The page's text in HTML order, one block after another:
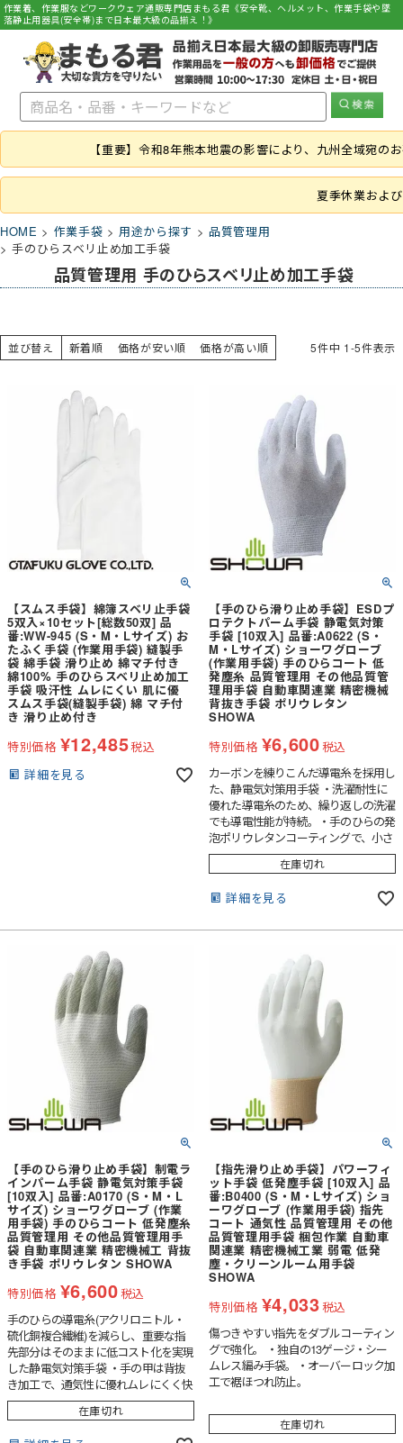
作業着、作業服などワークウェア通販専門店まもる君《安全靴、ヘルメット、作業手袋や墜
落静止用器具(安全帯)まで日本最大級の品揃え！》
【重要】令和8年熊本地震の影響により、九州全域宛
夏季休業およ
HOME 作業手袋 用途から探す
品質管理用
手のひらスベリ止め加工手袋
品質管理用 手のひらスベリ止め加工手袋
並び替え 新着順 価格が安い順 価格が高い順 5件中 1-5件表示
【スムス手袋】綿簿スベリ止手袋
5双入×10セット[総数50双] 品
番:WW-945 (S・M・Lサイズ) お
たふく手袋 (作業用手袋) 縫製手
袋 綿手袋 滑り止め 綿マチ付き
綿100% 手のひらスベリ止め加工
手袋 吸汗性 ムレにくい 肌に優
スムス手袋(縫製手袋) 綿 マチ付
き 滑り止め付き
特別価格 ¥12,485税込
詳細を見る
【手のひら滑り止め手袋】ESDプ
ロテクトパーム手袋 静電気対策
手袋 [10双入] 品番:A0622 (S・
M・Lサイズ) ショーワグローブ
(作業用手袋) 手のひらコート 低
発塵糸 品質管理用 その他品質管
理用手袋 自動車関連業 精密機械
背抜き手袋 ポリウレタン
SHOWA
特別価格 ¥6,600税込
カーボンを練りこんだ導電糸を採用し
た、静電気対策用手袋 ・洗濯耐性に
優れた導電糸のため、繰り返しの洗濯
でも導電性能が持続。・手のひらの発
泡ポリウレタンコーティングで、小さ
な部品もしっかりつかめます。・手の
甲は背抜き加工で、通気性に優れムレ
ムレス編み手袋。・オーバーロック加
在庫切れ
詳細を見る
【手のひら滑り止め手袋】制電ラ
インパーム手袋 静電気対策手袋
[10双入] 品番:A0170 (S・M・L
サイズ) ショーワグローブ (作業
用手袋) 手のひらコート 低発塵糸
品質管理用 その他品質管理用手
袋 自動車関連業 精密機械工 背抜
き手袋 ポリウレタン SHOWA
特別価格 ¥6,600税込
手のひらの導電糸(アクリロニトル・
硫化銅複合繊維)を減らし、重要な指
先部分はそのままに低コスト化を実現
した静電気対策手袋 ・手の甲は背抜
き加工で、通気性に優れムレにくく快
適。・手のひらの発泡ポリウレタンコ
ーティングで、小さな部品もしっかり
在庫切れ
【指先滑り止め手袋】パワーフィ
ット手袋 低発塵手袋 [10双入] 品
番:B0400 (S・M・Lサイズ) ショ
ーワグローブ (作業用手袋) 指先
コート 通気性 品質管理用 その他
品質管理用手袋 梱包作業 自動車
関連業 精密機械工業 弱電 低発
塵・クリーンルーム用手袋
SHOWA
特別価格 ¥4,033税込
傷つきやすい指先をダブルコーティン
グで強化。 ・独自の13ゲージ・シー
ムレス編み手袋。・オーバーロック加
工で裾ほつれ防止。
在庫切れ